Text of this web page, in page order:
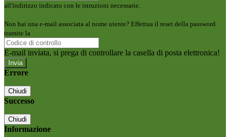
all'indirizzo indicato con le istruzioni necessarie.
Non hai una e-mail associata al nome utente? Effettua il reset della password
tramite la
E-mail inviata, si prega di controllare la casella di posta elettronica!
Errore
Chiudi
Successo
Chiudi
Informazione